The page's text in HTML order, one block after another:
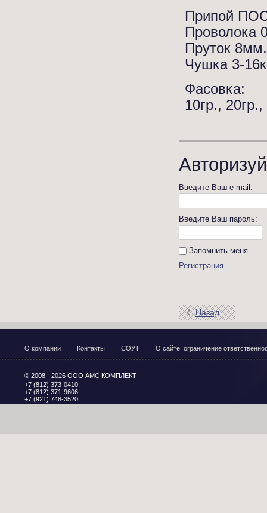
Припой
Проволока
Пруток 8мм.
Чушка 3-
Фасовка:
10гр.,
Введите Ваш e-mail:
Введите Ваш пароль:
Запомнить меня
Регистрация
Назад
О компании Контакты СОУТ О сайте: ограничение
+7 (812) 373-0410
+7 (812) 371-9606
+7 (921) 748-3520
© 2008 - 2026 ООО АМС КОМПЛЕКТ